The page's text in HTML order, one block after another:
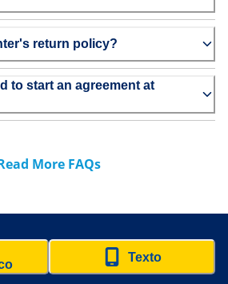
return policy?
to start an agreement at
More FAQs
Texto